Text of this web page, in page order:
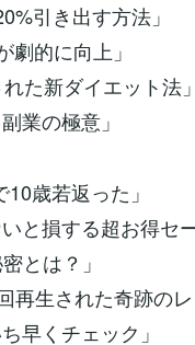
引き出す方法」
的に向上」
た新ダイエット法」
業の極意」
歳若返った」
と損する超お得セー
とは？」
生された奇跡のレ
早くチェック」